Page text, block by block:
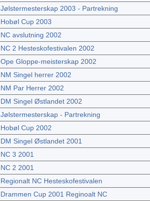
Jølstermesterskap 2003 - Partrekning
Hobøl Cup 2003
NC avslutning 2002
NC 2 Hesteskofestivalen 2002
Ope Gloppe-meisterskap 2002
NM Singel herrer 2002
NM Par Herrer 2002
DM Singel Østlandet 2002
Jølstermesterskap - Partrekning
Hobøl Cup 2002
DM Singel Østlandet 2001
NC 3 2001
NC 2 2001
Regionalt NC Hesteskofestivalen
Drammen Cup 2001 Reginoalt NC